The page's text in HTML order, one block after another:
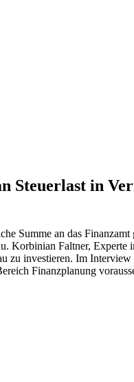
in
Summe an das
Korbinian Faltner,
zu investieren. Im
Finanzplanung